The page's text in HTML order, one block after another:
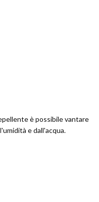
è possibile vantare
e dall'acqua.